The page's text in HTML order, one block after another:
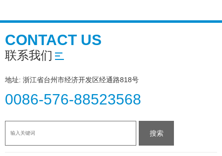
CONTACT US
联系我们
地址: 浙江省台州市经济开发区经通路818号
0086-576-88523568
搜索